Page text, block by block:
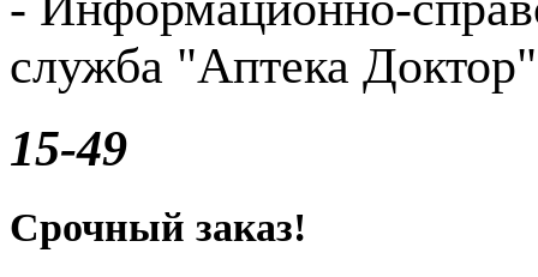
служба "Аптека
15-49
Срочный заказ!